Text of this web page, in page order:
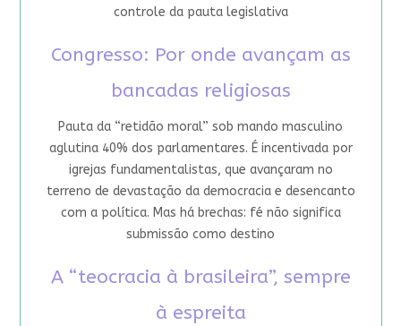
controle da pauta legislativa
Congresso: Por onde avançam as
bancadas religiosas
Pauta da “retidão moral” sob mando masculino
aglutina 40% dos parlamentares. É incentivada por
igrejas fundamentalistas, que avançaram no
terreno de devastação da democracia e desencanto
com a política. Mas há brechas: fé não significa
submissão como destino
A “teocracia à brasileira”, sempre
à espreita